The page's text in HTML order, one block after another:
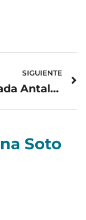
SIGUIENTE
Ensalada Antalya
Soto